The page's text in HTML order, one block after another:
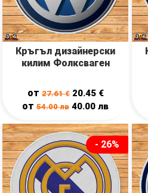
Кръгъл дизайнерски
килим Фолксваген
от27.61€ 20.45 €
от54.00лв 40.00лв
- 26%